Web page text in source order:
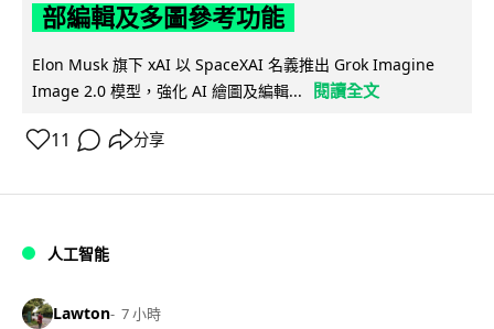
部編輯及多圖參考功能
Elon Musk 旗下 xAI 以 SpaceXAI 名義推出 Grok Imagine
Image 2.0 模型，強化 AI 繪圖及編輯...
閱讀全文
11 分享
人工智能
Lawton 7 小時